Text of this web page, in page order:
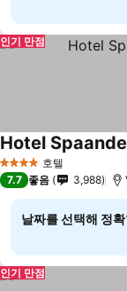
인기 만점
4 성급 호텔
Hotel
7.7 좋음 3,988
날짜를 선택해 정
인기 만점